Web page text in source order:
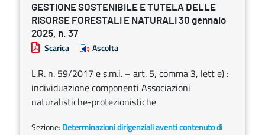
GESTIONE SOSTENIBILE E TUTELA DELLE
RISORSE FORESTALI E NATURALI 30 gennaio
2025, n. 37
Scarica Ascolta
L.R. n. 59/2017 e s.m.i. – art. 5, comma 3, lett e) :
individuazione componenti Associazioni
naturalistiche-protezionistiche
Sezione: Determinazioni dirigenziali aventi contenuto di